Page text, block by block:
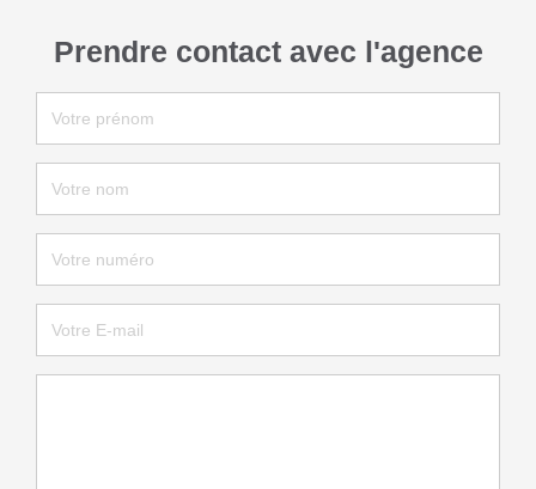
Prendre contact avec l'agence